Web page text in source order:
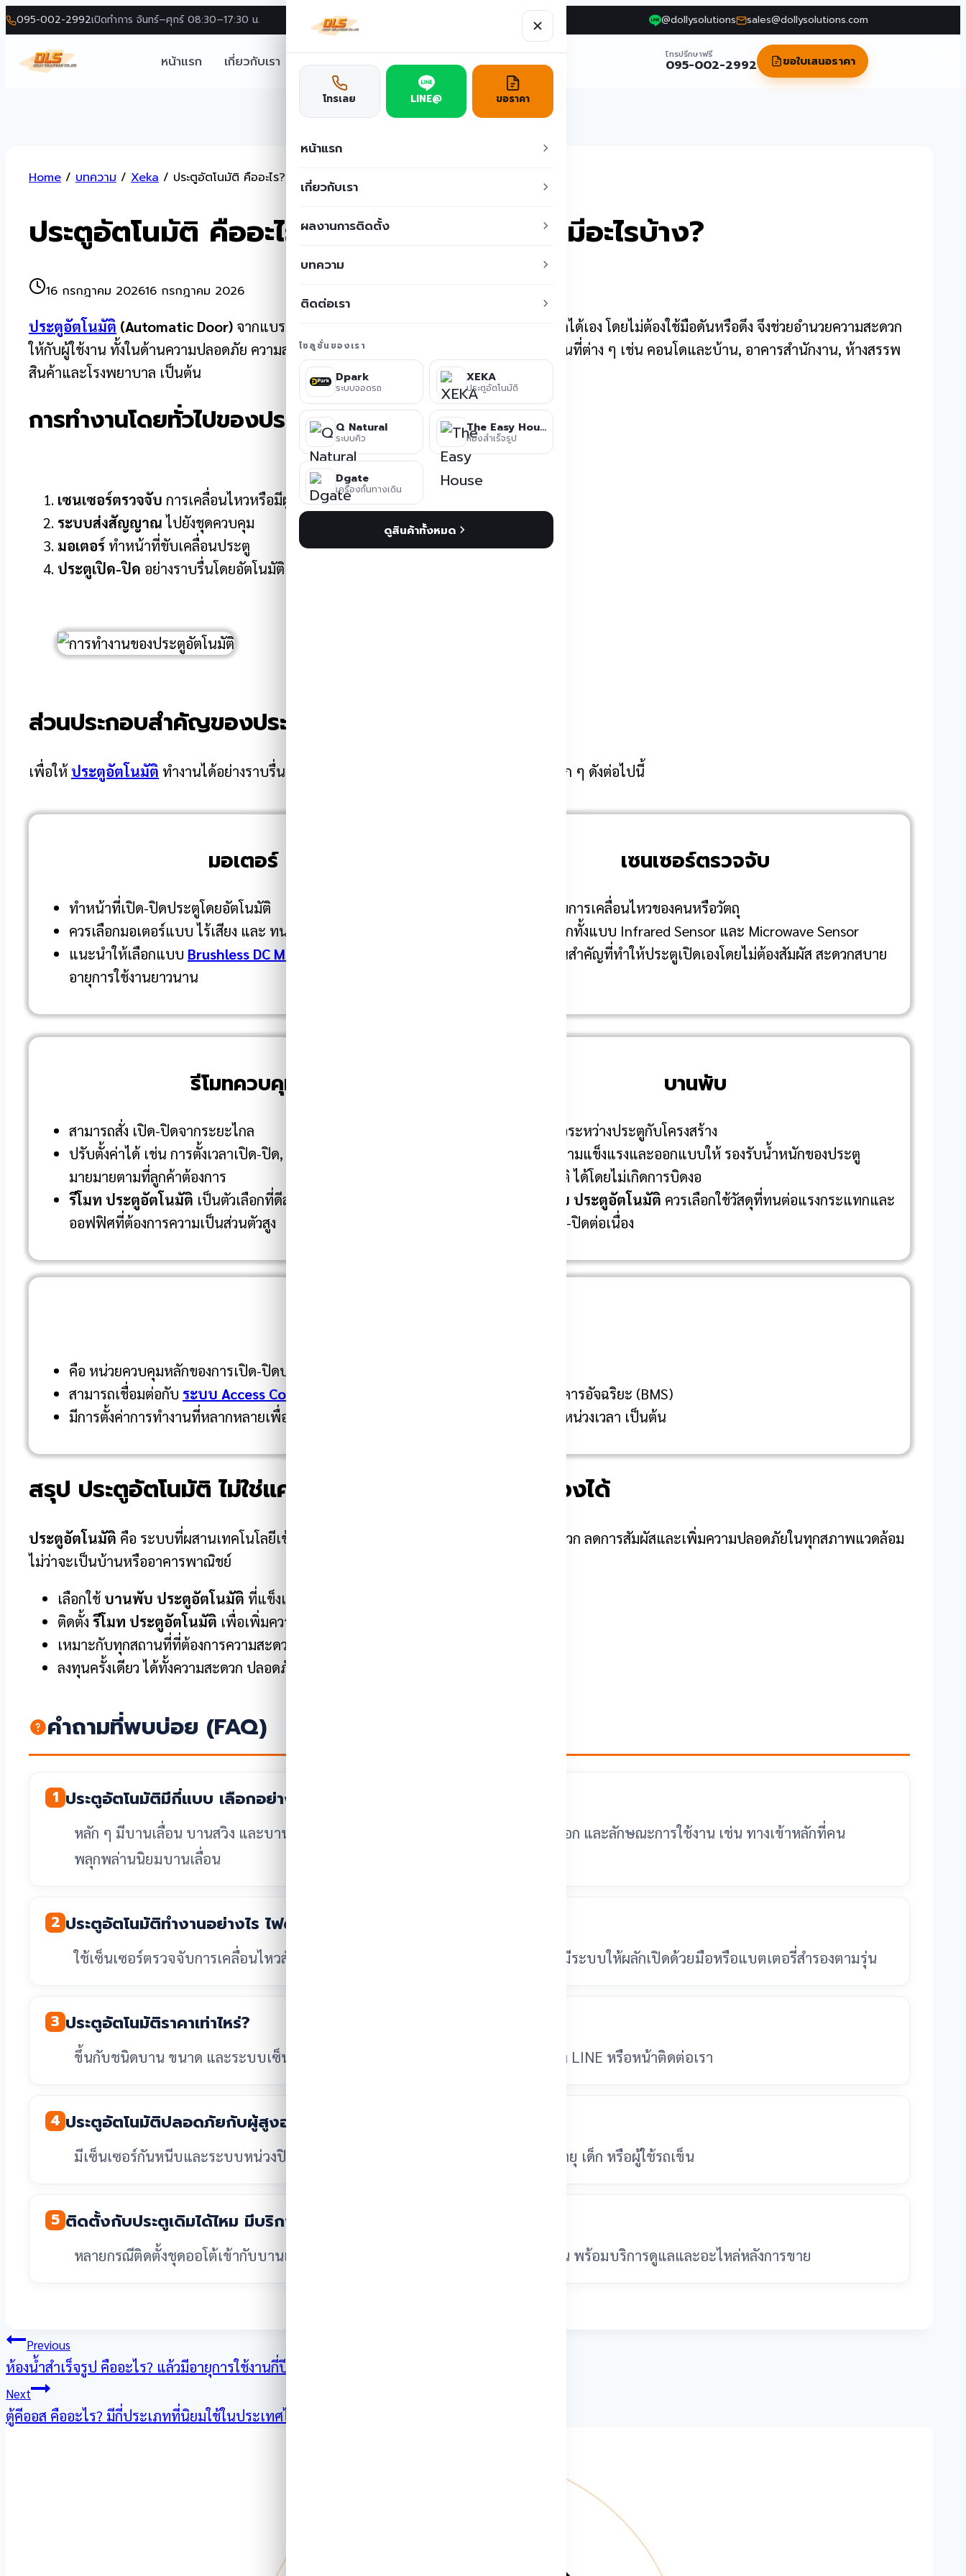
095-002-2992เปิดทำการ จันทร์–ศุกร์ 08:30–17:30 น. @dollysolutions sales@dollysolutions.com
หน้าแรก เกี่ยวกับเรา โซลูชั่น ผลงาน บทความ ติดต่อเรา โทรปรึกษาฟรี
095-002-2992 ขอใบเสนอราคา
โทรเลย LINE@ ขอราคา
หน้าแรก
เกี่ยวกับเรา
ผลงานการติดตั้ง
บทความ
ติดต่อเรา
โซลูชั่นของเรา
Dpark
ระบบจอดรถ
XEKA
ประตูอัตโนมัติ
Q Natural
ระบบคิว
The Easy House
ห้องสำเร็จรูป
Dgate
เครื่องกั้นทางเดิน
ดูสินค้าทั้งหมด
Home / บทความ / Xeka / ประตูอัตโนมัติ คืออะไร? ส่วนประกอบสำคัญ มีอะไรบ้าง?
ประตูอัตโนมัติ คืออะไร? ส่วนประกอบสำคัญ มีอะไรบ้าง?
16 กรกฎาคม 202616 กรกฎาคม 2026
ประตูอัตโนมัติ (Automatic Door) จากแบรนด์
คือ ระบบที่ช่วยให้ประตูสามารถเปิด-ปิดได้เอง โดยไม่ต้องใช้มือดันหรือดึง จึงช่วยอำนวยความสะดวก
ให้กับผู้ใช้งาน ทั้งในด้านความปลอดภัย ความสะอาดและความรวดเร็ว ระบบนี้มักพบเห็นในสถานที่ต่าง ๆ เช่น คอนโดและบ้าน, อาคารสำนักงาน, ห้างสรรพ
สินค้าและโรงพยาบาล เป็นต้น
การทำงานโดยทั่วไปของประตูอัตโนมัติ
เซนเซอร์ตรวจจับ การเคลื่อนไหวหรือมีผู้เข้าใกล้ประตู
ระบบส่งสัญญาณ ไปยังชุดควบคุม
มอเตอร์ ทำหน้าที่ขับเคลื่อนประตู
ประตูเปิด-ปิด อย่างราบรื่นโดยอัตโนมัติ
ส่วนประกอบสำคัญของประตูอัตโนมัติ
เพื่อให้ประตูอัตโนมัติ ทำงานได้อย่างราบรื่น มีความเสถียรและปลอดภัย ต้องมีองค์ประกอบหลัก ๆ ดังต่อไปนี้
มอเตอร์
ทำหน้าที่เปิด-ปิดประตูโดยอัตโนมัติ
ควรเลือกมอเตอร์แบบ ไร้เสียง และ ทนทานต่อการใช้งานหนัก
แนะนำให้เลือกแบบ Brushless DC Motor
อายุการใช้งานยาวนาน
เซนเซอร์ตรวจจับ
ตรวจจับการเคลื่อนไหวของคนหรือวัตถุ
มีให้เลือกทั้งแบบ Infrared Sensor และ Microwave Sensor
เป็นส่วนสำคัญที่ทำให้ประตูเปิดเองโดยไม่ต้องสัมผัส สะดวกสบาย
รีโมทควบคุม
สามารถสั่ง เปิด-ปิดจากระยะไกล
ปรับตั้งค่าได้ เช่น การตั้งเวลาเปิด-ปิด, การล็อกประตู และอื่น ๆ อีก
มายมายตามที่ลูกค้าต้องการ
รีโมท ประตูอัตโนมัติ เป็นตัวเลือกที่ดีสำหรับบ้านพักอาศัยหรือ
ออฟฟิศที่ต้องการความเป็นส่วนตัวสูง
บานพับ
เชื่อมต่อระหว่างประตูกับโครงสร้าง
ต้องมีความแข็งแรงและออกแบบให้ รองรับน้ำหนักของประตู
อัตโนมัติ ได้โดยไม่เกิดการบิดงอ
บานพับ ประตูอัตโนมัติ ควรเลือกใช้วัสดุที่ทนต่อแรงกระแทกและ
การเปิด-ปิดต่อเนื่อง
คือ หน่วยควบคุมหลักของการเปิด-ปิดประตู
สามารถเชื่อมต่อกับ ระบบ Access Control
, ระบบคีย์การ์ดหรือแม้แต่ระบบควบคุมอาคารอัจฉริยะ (BMS)
มีการตั้งค่าการทำงานที่หลากหลายเพื่อความปลอดภัย เช่น การตั้งค่าเปิดฉุกเฉินและการหน่วงเวลา เป็นต้น
สรุป ประตูอัตโนมัติ ไม่ใช่แค่หรู แต่คือความสะดวกที่จับต้องได้
ประตูอัตโนมัติ คือ ระบบที่ผสานเทคโนโลยีเข้ากับการใช้งานได้อย่างลงตัว ช่วยอำนวยความสะดวก ลดการสัมผัสและเพิ่มความปลอดภัยในทุกสภาพแวดล้อม
ไม่ว่าจะเป็นบ้านหรืออาคารพาณิชย์
เลือกใช้บานพับ ประตูอัตโนมัติ ที่แข็งแรงและเหมาะกับน้ำหนักประตู
ติดตั้ง รีโมท ประตูอัตโนมัติ เพื่อเพิ่มความยืดหยุ่นในการควบคุม
เหมาะกับทุกสถานที่ที่ต้องการความสะดวกและภาพลักษณ์ที่ดูทันสมัย
ลงทุนครั้งเดียว ได้ทั้งความสะดวก ปลอดภัยและความหรูหราในระยะยาว
คำถามที่พบบ่อย (FAQ)
1 ประตูอัตโนมัติมีกี่แบบ เลือกอย่างไร?
หลัก ๆ มีบานเลื่อน บานสวิง และบานหมุน เลือกจากพื้นที่หน้าประตู ปริมาณคนเข้าออก และลักษณะการใช้งาน เช่น ทางเข้าหลักที่คน
พลุกพล่านนิยมบานเลื่อน
2 ประตูอัตโนมัติทำงานอย่างไร ไฟดับเปิดได้ไหม?
ใช้เซ็นเซอร์ตรวจจับการเคลื่อนไหวสั่งมอเตอร์เปิด-ปิดอัตโนมัติ กรณีไฟดับส่วนใหญ่มีระบบให้ผลักเปิดด้วยมือหรือแบตเตอรี่สำรองตามรุ่น
3 ประตูอัตโนมัติราคาเท่าไหร่?
ขึ้นกับชนิดบาน ขนาด และระบบเซ็นเซอร์/ควบคุมที่เลือก ขอใบเสนอราคาฟรีได้ทาง LINE หรือหน้าติดต่อเรา
4 ประตูอัตโนมัติปลอดภัยกับผู้สูงอายุและเด็กไหม?
มีเซ็นเซอร์กันหนีบและระบบหน่วงปิด ช่วยลดอุบัติเหตุ จึงเหมาะกับสถานที่ที่มีผู้สูงอายุ เด็ก หรือผู้ใช้รถเข็น
5 ติดตั้งกับประตูเดิมได้ไหม มีบริการหลังการขายไหม?
หลายกรณีติดตั้งชุดออโต้เข้ากับบานเดิมได้ โดยทีมงานจะประเมินความเข้ากันได้ก่อน พร้อมบริการดูแลและอะไหล่หลังการขาย
แนะแนว
เรื่อง
Previous
ห้องน้ำสำเร็จรูป คืออะไร? แล้วมีอายุการใช้งานกี่ปี?
Next
ตู้คีออส คืออะไร? มีกี่ประเภทที่นิยมใช้ในประเทศไทย?